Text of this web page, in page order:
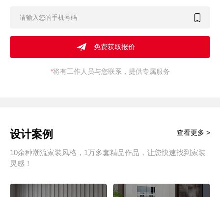
*将有工作人员与您联系，提供专属服务
设计案例
10余种潮流家装风格，1万多套精品作品，让您快速找到家装
灵感！
查看更多 >